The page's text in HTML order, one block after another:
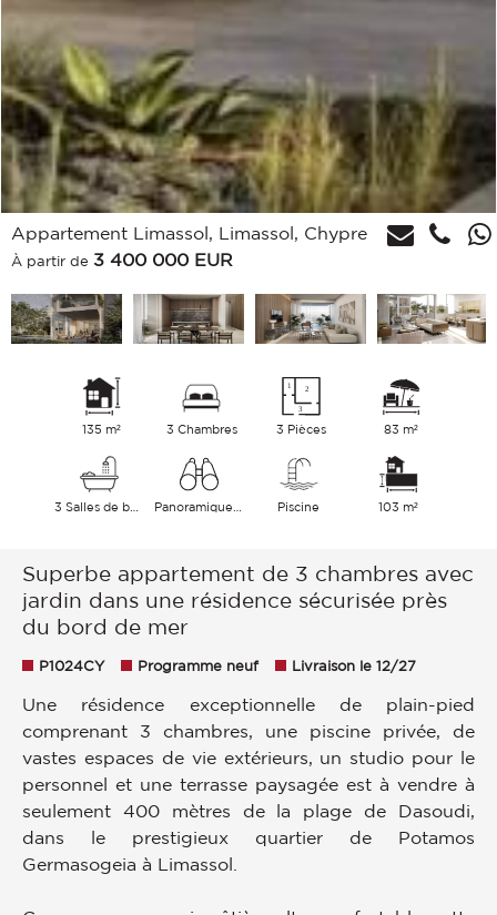
Appartement Limassol, Limassol, Chypre
À partir de 3 400 000 EUR
135 m² 3 Chambres 3 Pièces 83 m²
Piscine 103 m²
Superbe appartement de 3 chambres avec
jardin dans une résidence sécurisée près
du bord de mer
P1024CY Programme neuf Livraison le 12/27
Une résidence exceptionnelle de plain-pied
comprenant 3 chambres, une piscine privée, de
vastes espaces de vie extérieurs, un studio pour le
personnel et une terrasse paysagée est à vendre à
seulement 400 mètres de la plage de Dasoudi,
dans le prestigieux quartier de Potamos
Germasogeia à Limassol.